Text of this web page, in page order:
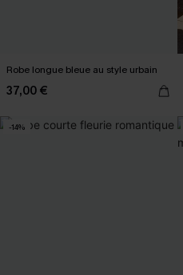
Robe longue bleue au style urbain
37,00 €
-14%